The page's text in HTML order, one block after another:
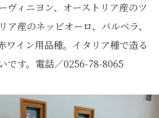
ヴィニヨン、オーストリア産のツ
ア産のネッビオーロ、バルベラ、
ワイン用品種。イタリア種で造る
です。電話／0256-78-8065